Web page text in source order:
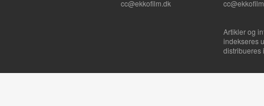
cc@ekkofilm.dk
Artikler og
indekseres
distribueres